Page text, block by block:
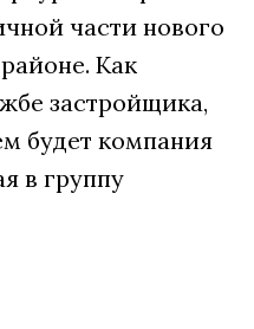
части нового
Как
застройщика,
будет компания
в группу